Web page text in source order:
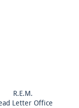
R.E.M.
Letter Office